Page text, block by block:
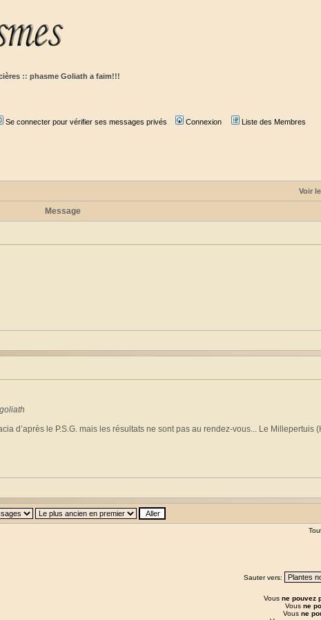
:: phasme Goliath a faim!!!
Se connecter pour vérifier ses messages privés Connexion Liste des Membres
Voir
Message
d’après le P.S.G. mais les résultats ne sont pas au rendez-vous... Le
Sauter vers:
Vous ne pouvez
Vous ne
Vous ne